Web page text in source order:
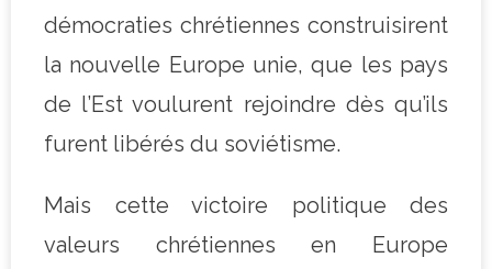
démocraties chrétiennes construisirent
la nouvelle Europe unie, que les pays
de l’Est voulurent rejoindre dès qu’ils
furent libérés du soviétisme.
Mais cette victoire politique des
valeurs chrétiennes en Europe